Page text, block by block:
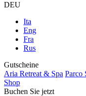
DEU
Ita
Eng
Fra
Rus
Gutscheine
Aria Retreat & Spa Parco
Shop
Buchen Sie jetzt